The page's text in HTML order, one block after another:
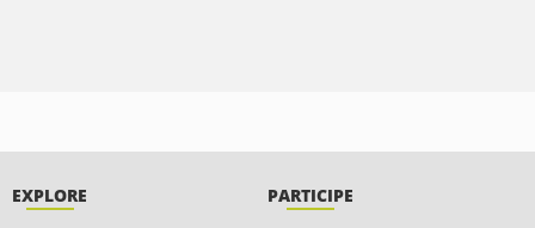
EXPLORE PARTICIPE